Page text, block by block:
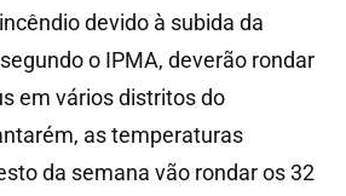
devido à subida da
o IPMA, deverão rondar
em vários distritos do
as temperaturas
da semana vão rondar os 32